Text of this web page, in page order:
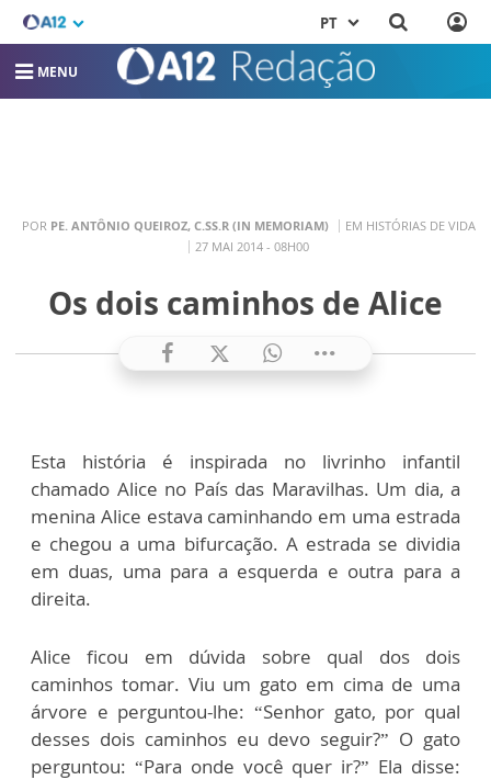
PT
MENU
POR PE. ANTÔNIO QUEIROZ, C.SS.R (IN MEMORIAM)
EM HISTÓRIAS DE VIDA
27 MAI 2014 - 08H00
Os dois caminhos de Alice
Esta história é inspirada no livrinho infantil
chamado Alice no País das Maravilhas. Um dia, a
menina Alice estava caminhando em uma estrada
e chegou a uma bifurcação. A estrada se dividia
em duas, uma para a esquerda e outra para a
direita.
Alice ficou em dúvida sobre qual dos dois
caminhos tomar. Viu um gato em cima de uma
árvore e perguntou-lhe: “Senhor gato, por qual
desses dois caminhos eu devo seguir?” O gato
perguntou: “Para onde você quer ir?” Ela disse: